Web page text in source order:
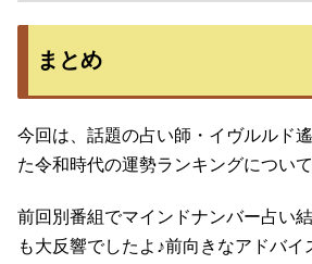
まとめ
今回は、話題の占い師・イヴルルド
た令和時代の運勢ランキングについ
前回別番組でマインドナンバー占い
も大反響でしたよ♪前向きなアドバイ